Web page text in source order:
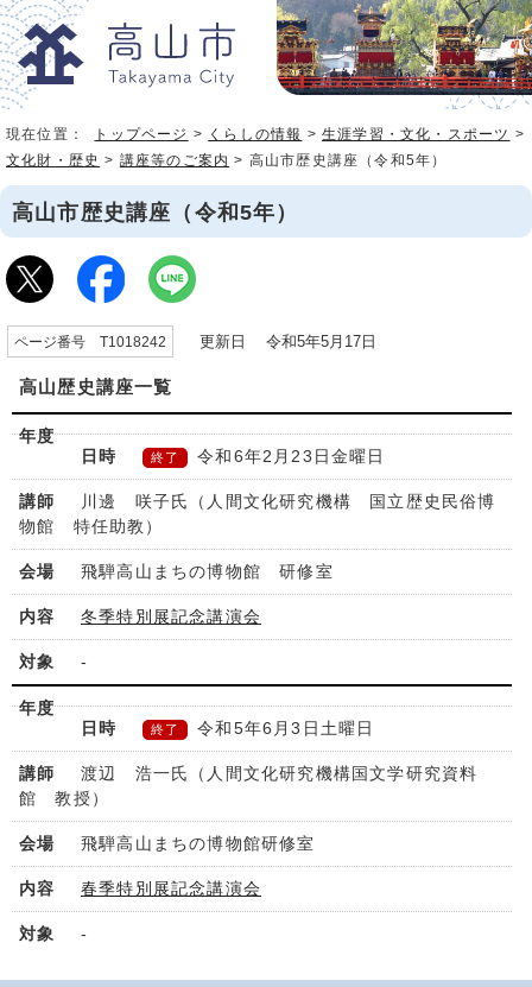
現在位置： トップページ > くらしの情報 >生涯学習・文化・スポーツ >
文化財・歴史 > 講座等のご案内 > 高山市歴史講座（令和5年）
高山市歴史講座（令和5年）
ページ番号 T1018242 更新日 令和5年5月17日
高山歴史講座一覧
終了 令和6年2月23日金曜日
川邊 咲子氏（人間文化研究機構 国立歴史民俗博
物館 特任助教）
飛騨高山まちの博物館 研修室
冬季特別展記念講演会
-
終了 令和5年6月3日土曜日
渡辺 浩一氏（人間文化研究機構国文学研究資料
館 教授）
飛騨高山まちの博物館研修室
春季特別展記念講演会
-